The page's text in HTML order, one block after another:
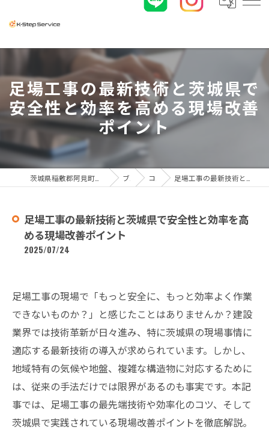
足場工事の最新技術と茨城県で
安全性と効率を高める現場改善
ポイント
ブログ コラム 足場工事の最新技術と茨城県で安全性と効率を高める現場改善ポイント
足場工事の最新技術と茨城県で安全性と効率を高
める現場改善ポイント
2025/07/24
足場工事の現場で「もっと安全に、もっと効率よく作業
できないものか？」と感じたことはありませんか？建設
業界では技術革新が日々進み、特に茨城県の現場事情に
適応する最新技術の導入が求められています。しかし、
地域特有の気候や地盤、複雑な構造物に対応するために
は、従来の手法だけでは限界があるのも事実です。本記
事では、足場工事の最先端技術や効率化のコツ、そして
茨城県で実践されている現場改善ポイントを徹底解説。